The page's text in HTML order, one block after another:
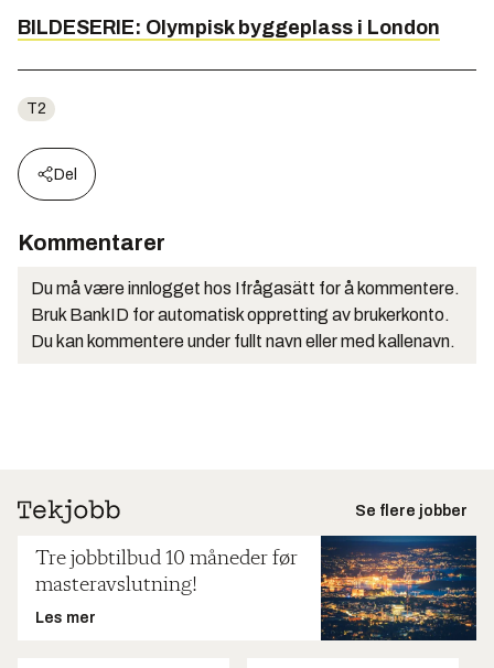
BILDESERIE: Olympisk byggeplass i London
T2
Del
Kommentarer
Du må være innlogget hos Ifrågasätt for å kommentere.
Bruk BankID for automatisk oppretting av brukerkonto.
Du kan kommentere under fullt navn eller med kallenavn.
Se flere jobber
Tre jobbtilbud 10 måneder før
masteravslutning!
Les mer